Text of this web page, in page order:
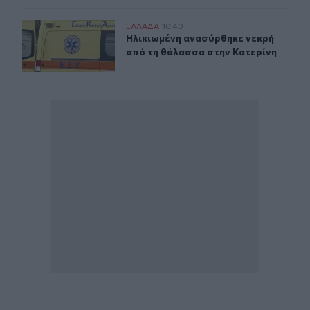
Ηλικιωμένη ανασύρθηκε νεκρή από τη θάλασσα στην
ΕΛΛAΔΑ 10:40
Ηλικιωμένη ανασύρθηκε νεκρή
Ηλικιωμένη ανασύρθηκε νεκρή
από τη θάλασσα στην Κατερίνη